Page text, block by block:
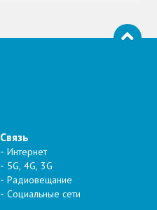
Связь
Интернет
5G, 4G, 3G
Радиовещание
Социальные сети